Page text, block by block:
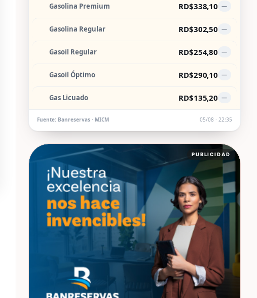
Gasolina Premium RD$338,10 —
Gasolina Regular RD$302,50 —
Gasoil Regular RD$254,80 —
Gasoil Óptimo RD$290,10 —
Gas Licuado RD$135,20 —
Fuente: Banreservas · MICM 05/08 · 22:35
PUBLICIDAD